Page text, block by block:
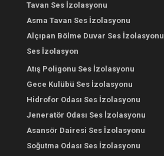
Tavan Ses İzolasyonu
Asma Tavan Ses İzolasyonu
Alçıpan Bölme Duvar Ses İzolasyonu
Ses İzolasyon
Atış Poligonu Ses İzolasyonu
Gece Kulübü Ses İzolasyonu
Hidrofor Odası Ses İzolasyonu
Jeneratör Odası Ses İzolasyonu
Asansör Dairesi Ses İzolasyonu
Soğutma Odası Ses İzolasyonu